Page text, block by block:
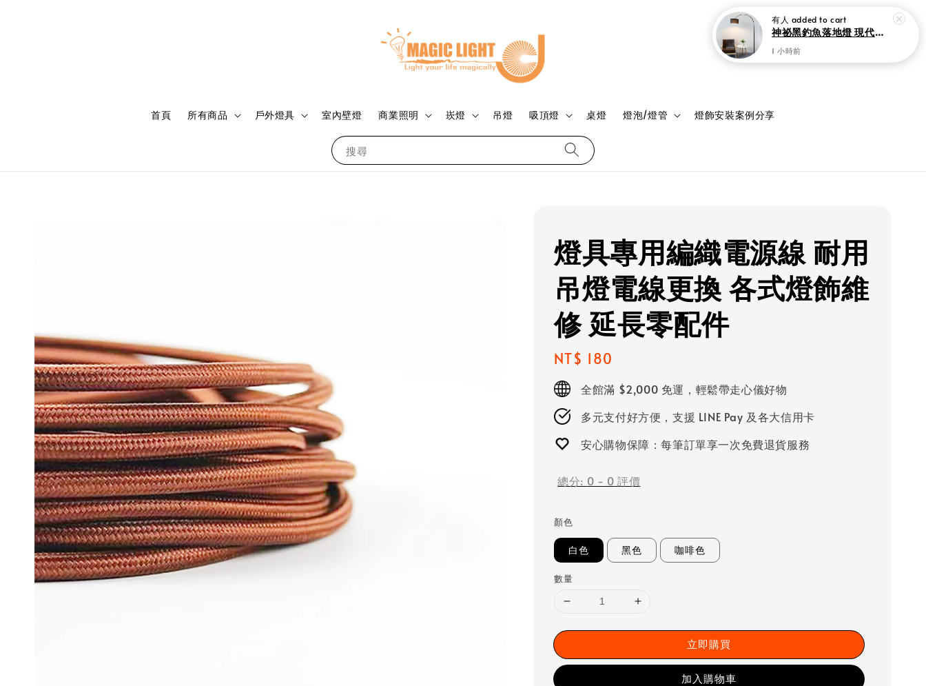
搜尋
首頁 所有商品 戶外燈具 室內壁燈 商業照明 崁燈 吊燈 吸頂燈 桌燈 燈泡/燈管 燈飾安裝案例分享
登入
燈具專用編織電源線 耐用
吊燈電線更換 各式燈飾維
修 延長零配件
Regular
price
NT$ 180
全館滿 $2,000 免運，輕鬆帶走心儀好物
多元支付好方便，支援 LINE Pay 及各大信用卡
安心購物保障：每筆訂單享一次免費退貨服務
總分: 0 - 0 評價
顏色
白色 黑色 咖啡色
數量
立即購買
加入購物車
有人 added to cart
神祕黑釣魚落地燈 現代家居裝飾 客廳 書房與臥室立燈
1 小時前